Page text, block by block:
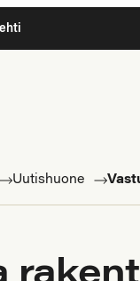
Uutishuone